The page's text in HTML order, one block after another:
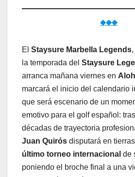
◆◆◆
El Staysure Marbella Legends
la temporada del Staysure
arranca mañana viernes en
marcará el inicio del calendario
que será escenario de un
emotivo para el golf español:
décadas de trayectoria
Juan Quirós disputará en
último torneo internacional de
poniendo el broche final a una